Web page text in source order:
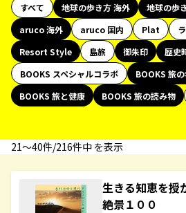
すべて 地球の歩き方 海外
地球の歩
aruco 海外
aruco 国内 Plat
Resort Style
島旅 御朱印 歴史
BOOKS スペシャルコラボ
BOOKS 旅
BOOKS 旅と健康
BOOKS 旅の読み物
21〜40件/216件中 を表示
生きる知恵を授
絶景１００